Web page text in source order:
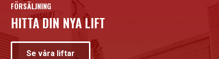
FÖRSÄLJNING
HITTA DIN NYA LIFT
Se våra liftar